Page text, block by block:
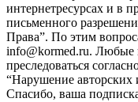
интернет­ресурсах и в
письменного
Права”. По этим
info@kormed.ru. Любые
преследоваться
“Нарушение
Спасибо, ваша